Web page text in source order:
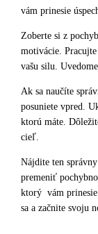
vám prinesie
Zoberte si z
motivácie.
vašu silu.
Ak sa naučíte
posuniete vpred.
ktorú máte.
cieľ.
Nájdite ten
premeniť
ktorý vám
sa a začnite svoju